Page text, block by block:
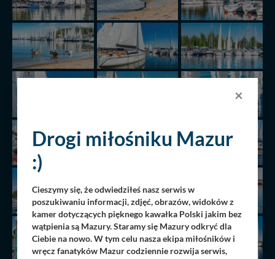
×
Drogi miłośniku Mazur
:)
Cieszymy się, że odwiedziłeś nasz serwis w
poszukiwaniu informacji, zdjęć, obrazów, widoków z
kamer dotyczących pięknego kawałka Polski jakim bez
wątpienia są Mazury. Staramy się Mazury odkryć dla
Ciebie na nowo. W tym celu nasza ekipa miłośników i
wręcz fanatyków Mazur codziennie rozwija serwis,